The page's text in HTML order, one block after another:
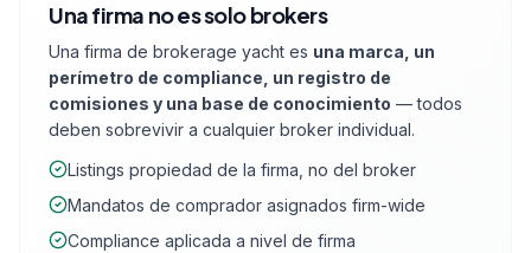
Una firma no es solo brokers
Una firma de brokerage yacht es una marca, un
perímetro de compliance, un registro de
comisiones y una base de conocimiento — todos
deben sobrevivir a cualquier broker individual.
Listings propiedad de la firma, no del broker
Mandatos de comprador asignados firm-wide
Compliance aplicada a nivel de firma